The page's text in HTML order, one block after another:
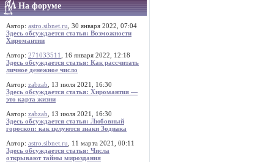
На форуме
Автор: astro.sibnet.ru , 30 января 2022, 07:04
Здесь обсуждается статья: Возможности
Хиромантии
Автор: 271033511
, 16 января 2022, 12:18
Здесь обсуждается статья: Как рассчитать
личное денежное число
Автор: zabzab , 13 июля 2021, 16:30
Здесь обсуждается статья: Хиромантия —
это карта жизни
Автор: zabzab , 13 июля 2021, 16:30
Здесь обсуждается статья: Любовный
гороскоп: как целуются знаки Зодиака
Автор: astro.sibnet.ru , 11 марта 2021, 00:11
Здесь обсуждается статья: Числа
открывают тайны мироздания